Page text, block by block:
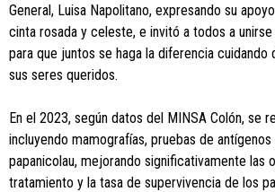
General, Luisa Napolitano, expresando su
cinta rosada y celeste, e invitó a todos a
para que juntos se haga la diferencia cuidando
sus seres queridos.
En el 2023, según datos del MINSA Colón, se
incluyendo mamografías, pruebas de
papanicolau, mejorando significativamente las
tratamiento y la tasa de supervivencia de los